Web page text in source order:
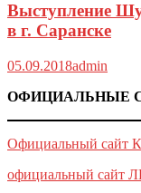
Выступление
в г. Саранске
05.09.2018admin
ОФИЦИАЛЬНЫЕ
Официальный сайт
официальный сайт